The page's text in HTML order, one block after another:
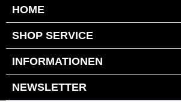
HOME
SHOP SERVICE
INFORMATIONEN
NEWSLETTER